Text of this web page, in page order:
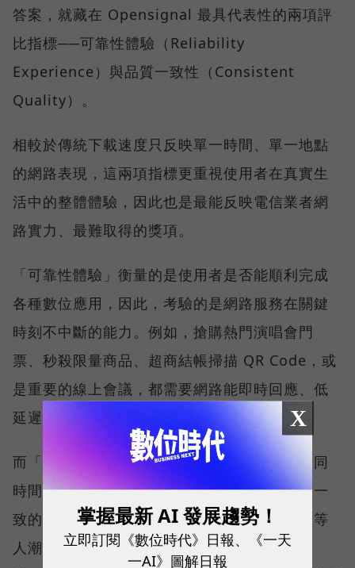
答案，就藏在 Opensignal 最具代表性的兩項評
比指標──可靠性體驗（Reliability
Experience）與品質一致性（Consistent
Quality）。
相較於傳統下載速度只反映單一時間、單一地點
的網路表現，這兩項指標更重視使用者在真實生
活中的整體體驗，因此也是最能反映電信業者網
路實力、最難取得的獎項。
「可靠性體驗」衡量的是使用者是否能順利完成
各種數位應用，因此，考驗的是網路服務在關鍵
時刻不中斷的能力。例如，搶購熱門演唱會門
票、秒殺限量商品、超商結帳掃描 QR Code，或
是重要的線上會議，都需要網路能即時回應、低
延遲且持續運作。
而「品質一致性」則是衡量電信業者可否在不同
時間、不同地點、不同網路負載下，都能維持一
致的網路服務品質。無論是在跨年晚會、球賽等
人潮密集場域，或是在高速移動時觀看串流影
X
掌握最新 AI 發展趨勢！
立即訂閱《數位時代》日報、《一天
一AI》圖解日報